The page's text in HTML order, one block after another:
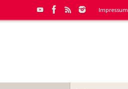
Impressum